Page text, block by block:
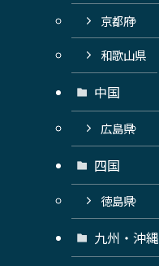
京都府
和歌山県
中国
広島県
四国
徳島県
九州・沖縄